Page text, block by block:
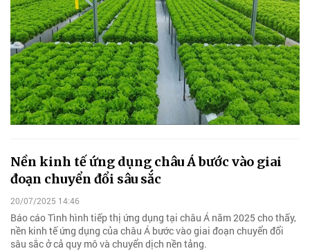
Nền kinh tế ứng dụng châu Á bước vào giai
đoạn chuyển đổi sâu sắc
20/07/2025 14:46
Báo cáo Tình hình tiếp thị ứng dụng tại châu Á năm 2025 cho thấy,
nền kinh tế ứng dụng của châu Á bước vào giai đoạn chuyển đổi
sâu sắc ở cả quy mô và chuyển dịch nền tảng.